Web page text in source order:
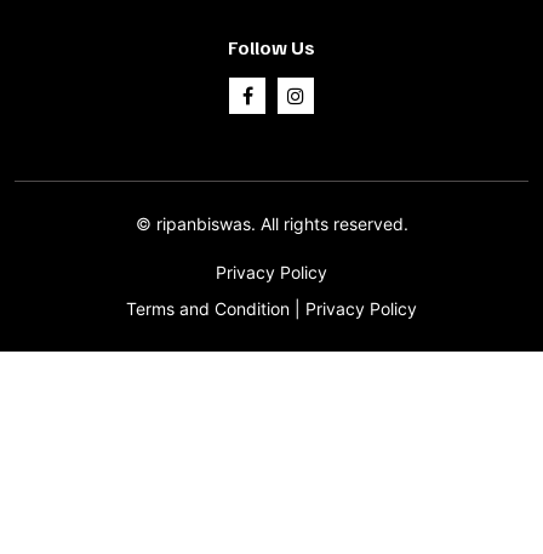
Follow Us
© ripanbiswas. All rights reserved.
Privacy Policy
Terms and Condition
Privacy Policy